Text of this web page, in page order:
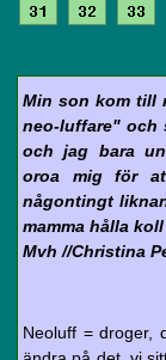
31
32 33
Min son kom till
neo-luffare" och
och jag bara
oroa mig för
någontingt
mamma hålla
Mvh //Christina
Neoluff = droger,